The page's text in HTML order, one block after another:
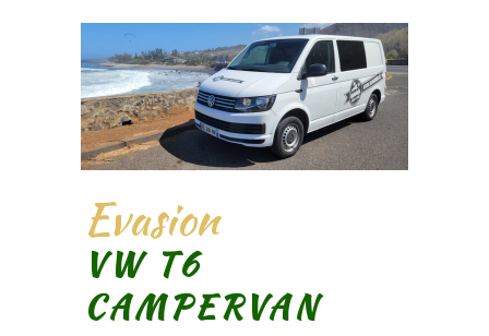
Evasion
VW T6
CAMPERVAN